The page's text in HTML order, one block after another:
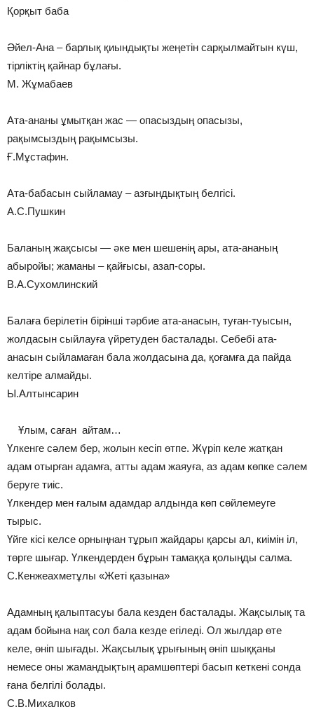
Қорқыт баба
Әйел-Ана – барлық қиындықты жеңетін сарқылмайтын күш,
тірліктің қайнар бұлағы.
М. Жұмабаев
Ата-ананы ұмытқан жас — опасыздың опасызы,
рақымсыздың рақымсызы.
Ғ.Мұстафин.
Ата-бабасын сыйламау – азғындықтың белгісі.
А.С.Пушкин
Баланың жақсысы — әке мен шешенің ары, ата-ананың
абыройы; жаманы – қайғысы, азап-соры.
В.А.Сухомлинский
Балаға берілетін бірінші тәрбие ата-анасын, туған-туысын,
жолдасын сыйлауға үйретуден басталады. Себебі ата-
анасын сыйламаған бала жолдасына да, қоғамға да пайда
келтіре алмайды.
Ы.Алтынсарин
Ұлым, саған айтам…
Үлкенге сәлем бер, жолын кесіп өтпе. Жүріп келе жатқан
адам отырған адамға, атты адам жаяуға, аз адам көпке сәлем
беруге тиіс.
Үлкендер мен ғалым адамдар алдында көп сөйлемеуге
тырыс.
Үйге кісі келсе орныңнан тұрып жайдары қарсы ал, киімін іл,
төрге шығар. Үлкендерден бұрын тамаққа қолыңды салма.
С.Кенжеахметұлы «Жеті қазына»
Адамның қалыптасуы бала кезден басталады. Жақсылық та
адам бойына нақ сол бала кезде егіледі. Ол жылдар өте
келе, өніп шығады. Жақсылық ұрығының өніп шыққаны
немесе оны жамандықтың арамшөптері басып кеткені сонда
ғана белгілі болады.
С.В.Михалков